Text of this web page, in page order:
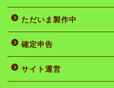
ただいま製作中
確定申告
サイト運営